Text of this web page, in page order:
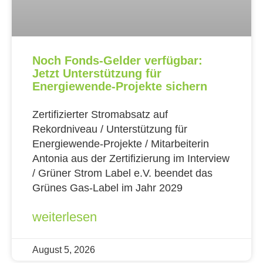
Noch Fonds-Gelder verfügbar:
Jetzt Unterstützung für
Energiewende-Projekte sichern
Zertifizierter Stromabsatz auf
Rekordniveau / Unterstützung für
Energiewende-Projekte / Mitarbeiterin
Antonia aus der Zertifizierung im Interview
/ Grüner Strom Label e.V. beendet das
Grünes Gas-Label im Jahr 2029
weiterlesen
August 5, 2026